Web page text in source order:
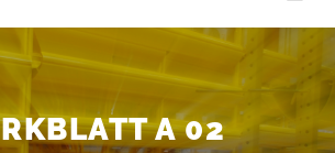
A 02